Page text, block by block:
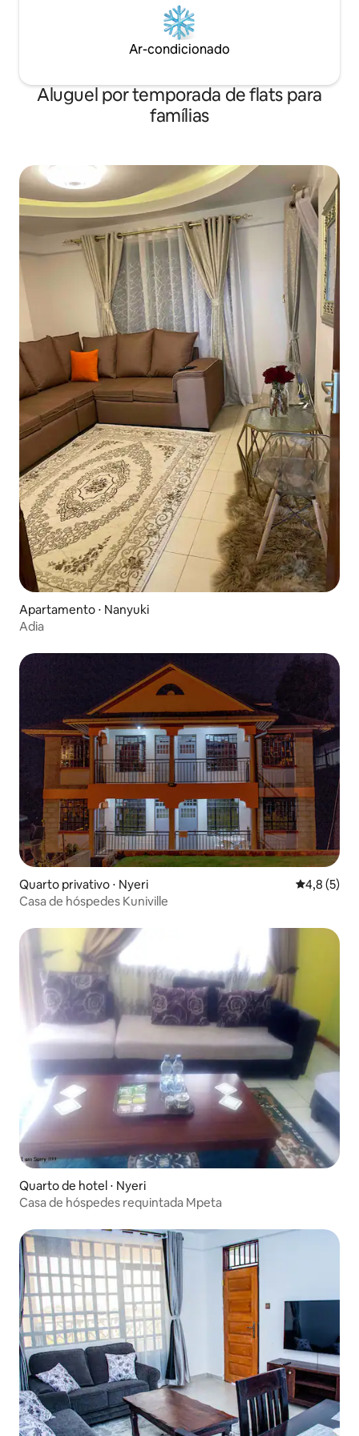
Ar-condicionado
Aluguel por temporada de flats para
famílias
Apartamento ⋅ Nanyuki
Adia
Quarto privativo ⋅ Nyeri 4,8 de
4,8 (5)
Casa de hóspedes Kuniville
Quarto de hotel ⋅ Nyeri
Casa de hóspedes requintada Mpeta